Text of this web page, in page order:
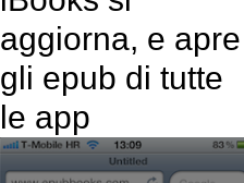
aggiorna, e apre
gli epub di tutte
le app